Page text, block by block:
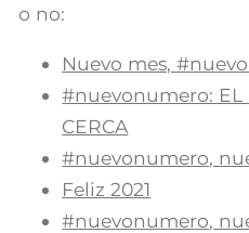
o no:
Nuevo mes,
#nuevonumero: EL
CERCA
#nuevonumero,
Feliz 2021
#nuevonumero,